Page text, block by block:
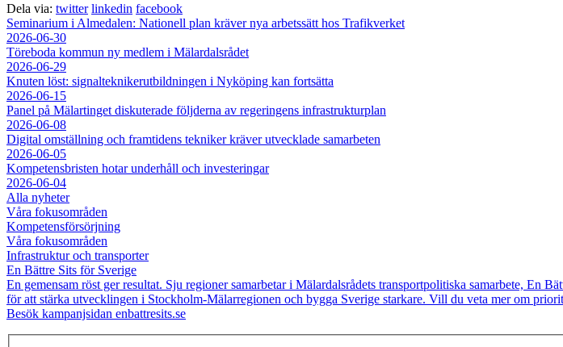
Dela via: twitter linkedin facebook
Seminarium i Almedalen: Nationell plan kräver nya arbetssätt hos Trafikverket
2026-06-30
Töreboda kommun ny medlem i Mälardalsrådet
2026-06-29
Knuten löst: signalteknikerutbildningen i Nyköping kan fortsätta
2026-06-15
Panel på Mälartinget diskuterade följderna av regeringens infrastrukturplan
2026-06-08
Digital omställning och framtidens tekniker kräver utvecklade samarbeten
2026-06-05
Kompetensbristen hotar underhåll och investeringar
2026-06-04
Alla nyheter
Våra fokusområden
Kompetensförsörjning
Våra fokusområden
Infrastruktur och transporter
En Bättre Sits för Sverige
En gemensam röst ger resultat. Sju regioner samarbetar i Mälardalsrådets transportpolitiska samarbete, En
för att stärka utvecklingen i Stockholm-Mälarregionen och bygga Sverige starkare. Vill du veta mer om
Besök kampanjsidan enbattresits.se